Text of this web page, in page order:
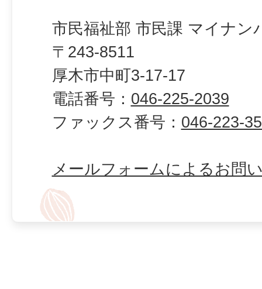
市民福祉部 市民課 マイナン
〒243-8511
厚木市中町3-17-17
電話番号： 046-225-2039
ファックス番号： 046-223-
メールフォームによるお問